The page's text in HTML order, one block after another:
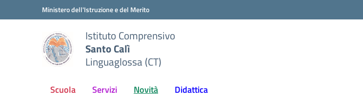
Vai ai contenuti
Vai al menu di navigazioneMinistero dell'Istruzione e del Merito
Istituto Comprensivo
Santo Calì
Linguaglossa (CT)
Scuola Servizi Novità Didattica